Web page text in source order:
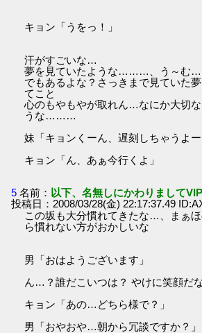
キョン「うをっ！」
汗がすごいな…
夢を見ていたような………、う～む
でもあるよな？さっきまで見ていた
てこと
心のもやもやが取れん…なにか大切
うな………
妹「キョンくーん、遅刻しちゃうよー
キョン「ん、あぁ今行くよ」
5 名前： 以下、名無しにかわりまして
投稿日：2008/03/28(金) 22:17:37.49
この坂も大分慣れてきたな…、まぁ
ら慣れない方がおかしいな
男「おはようございます」
ん…？誰だこいつは？ やけに笑顔
キョン「あの…どちら様で？」
男「おやおや…朝から冗談ですか？」